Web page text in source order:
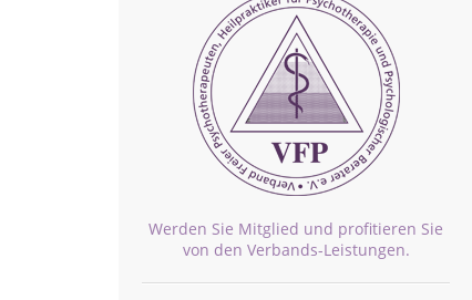
Werden Sie Mitglied und profitieren Sie
von den Verbands-Leistungen.